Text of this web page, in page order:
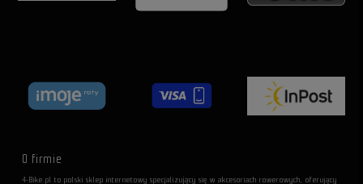
O firmie
4-Bike.pl to polski sklep internetowy specjalizujący się w akcesoriach rowerowych, oferujący